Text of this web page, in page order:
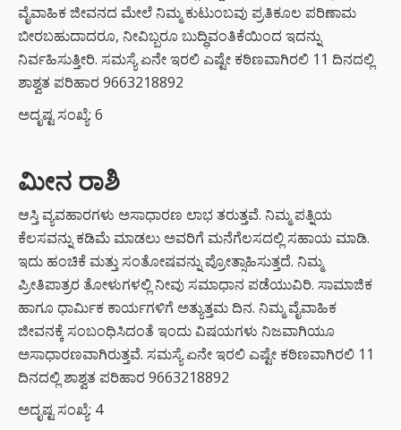
ವೈವಾಹಿಕ ಜೀವನದ ಮೇಲೆ ನಿಮ್ಮ ಕುಟುಂಬವು ಪ್ರತಿಕೂಲ ಪರಿಣಾಮ
ಬೀರಬಹುದಾದರೂ, ನೀವಿಬ್ಬರೂ ಬುದ್ಧಿವಂತಿಕೆಯಿಂದ ಇದನ್ನು
ನಿರ್ವಹಿಸುತ್ತೀರಿ. ಸಮಸ್ಯೆ ಏನೇ ಇರಲಿ ಎಷ್ಟೇ ಕಠಿಣವಾಗಿರಲಿ 11 ದಿನದಲ್ಲಿ
ಶಾಶ್ವತ ಪರಿಹಾರ 9663218892
ಅದೃಷ್ಟ ಸಂಖ್ಯೆ: 6
ಮೀನ ರಾಶಿ
ಆಸ್ತಿ ವ್ಯವಹಾರಗಳು ಅಸಾಧಾರಣ ಲಾಭ ತರುತ್ತವೆ. ನಿಮ್ಮ ಪತ್ನಿಯ
ಕೆಲಸವನ್ನು ಕಡಿಮೆ ಮಾಡಲು ಅವರಿಗೆ ಮನೆಗೆಲಸದಲ್ಲಿ ಸಹಾಯ ಮಾಡಿ.
ಇದು ಹಂಚಿಕೆ ಮತ್ತು ಸಂತೋಷವನ್ನು ಪ್ರೋತ್ಸಾಹಿಸುತ್ತದೆ. ನಿಮ್ಮ
ಪ್ರೀತಿಪಾತ್ರರ ತೋಳುಗಳಲ್ಲಿ ನೀವು ಸಮಾಧಾನ ಪಡೆಯುವಿರಿ. ಸಾಮಾಜಿಕ
ಹಾಗೂ ಧಾರ್ಮಿಕ ಕಾರ್ಯಗಳಿಗೆ ಅತ್ಯುತ್ತಮ ದಿನ. ನಿಮ್ಮ ವೈವಾಹಿಕ
ಜೀವನಕ್ಕೆ ಸಂಬಂಧಿಸಿದಂತೆ ಇಂದು ವಿಷಯಗಳು ನಿಜವಾಗಿಯೂ
ಅಸಾಧಾರಣವಾಗಿರುತ್ತವೆ. ಸಮಸ್ಯೆ ಏನೇ ಇರಲಿ ಎಷ್ಟೇ ಕಠಿಣವಾಗಿರಲಿ 11
ದಿನದಲ್ಲಿ ಶಾಶ್ವತ ಪರಿಹಾರ 9663218892
ಅದೃಷ್ಟ ಸಂಖ್ಯೆ: 4